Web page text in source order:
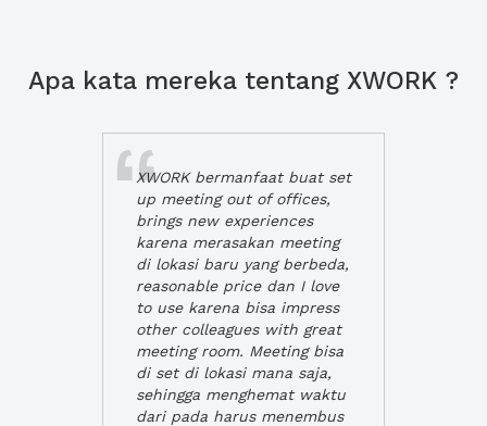
Apa kata mereka tentang XWORK ?
XWORK bermanfaat buat set
up meeting out of offices,
brings new experiences
karena merasakan meeting
di lokasi baru yang berbeda,
reasonable price dan I love
to use karena bisa impress
other colleagues with great
meeting room. Meeting bisa
di set di lokasi mana saja,
sehingga menghemat waktu
dari pada harus menembus